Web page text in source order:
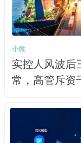
小微
实控人风波后
常，高管斥资